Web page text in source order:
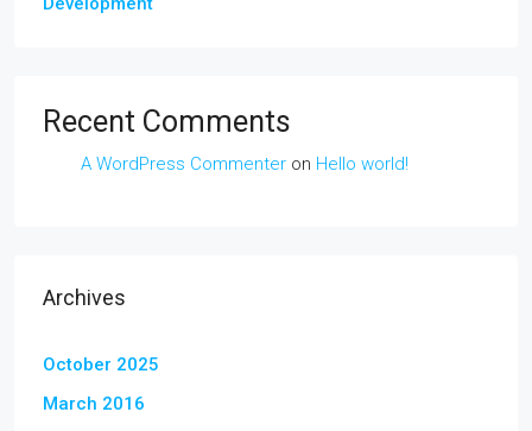
Recent Comments
A WordPress Commenter on Hello world!
Archives
October 2025
March 2016